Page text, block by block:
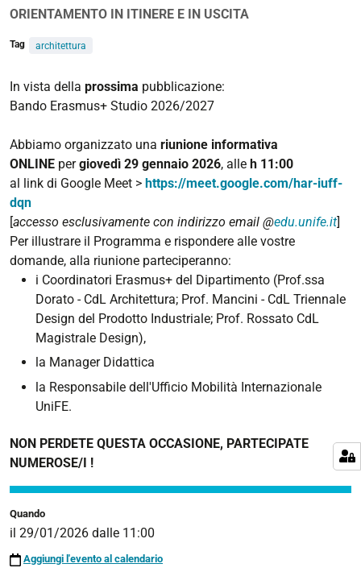
ORIENTAMENTO IN ITINERE E IN USCITA
Tag architettura
https://corsi.unife.it/it/lm-
architettura/eventi/2026/bando-
studio-
2026-
2027-
riunione-
informativa-
online
BANDO
ERASMUS+
STUDIO
2026/2027
RIUNIONE
INFORMATIVA
ONLINE
01-
29T11:00:00+01:00
2026-
01-
29T23:59:59+01:00
Quando
il 29/01/2026 dalle 11:00
Aggiungi l'evento al calendario
In vista della prossima pubblicazione:
Bando Erasmus+ Studio 2026/2027
Abbiamo organizzato una riunione informativa
ONLINE pergiovedì 29 gennaio 2026, alle h 11:00
al link di Google Meet > https://meet.google.com/har-iuff-
dqn
[accesso esclusivamente con indirizzo email @edu.unife.it]
Per illustrare il Programma e rispondere alle vostre
domande, alla riunione parteciperanno:
i Coordinatori Erasmus+ del Dipartimento (Prof.ssa
Dorato - CdL Architettura; Prof. Mancini - CdL Triennale
Design del Prodotto Industriale; Prof. Rossato CdL
Magistrale Design),
la Manager Didattica
la Responsabile dell'Ufficio Mobilità Internazionale
UniFE.
NON PERDETE QUESTA OCCASIONE, PARTECIPATE
NUMEROSE/I !